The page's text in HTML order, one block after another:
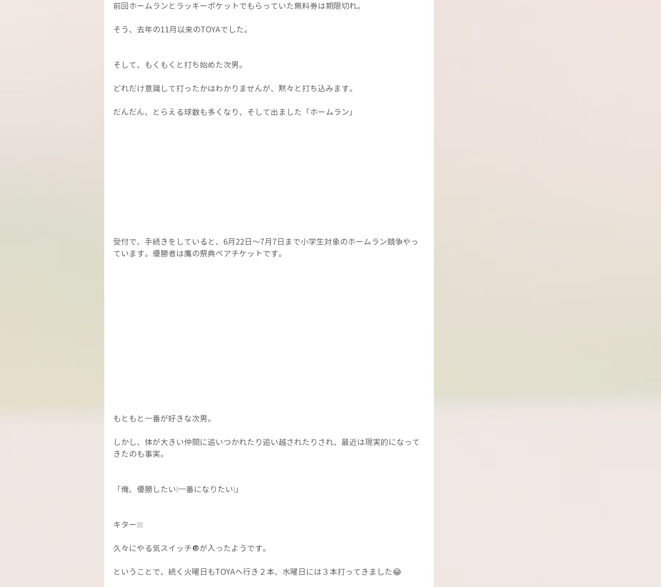
前回ホームランとラッキーポケットでもらっていた無料券は期限切れ。
そう、去年の11月以来のTOYAでした。
そして、もくもくと打ち始めた次男。
どれだけ意識して打ったかはわかりませんが、黙々と打ち込みます。
だんだん、とらえる球数も多くなり、そして出ました「ホームラン」
受付で、手続きをしていると、6月22日～7月7日まで小学生対象のホームラン競争やっ
ています。優勝者は鷹の祭典ペアチケットです。
もともと一番が好きな次男。
しかし、体が大きい仲間に追いつかれたり追い越されたりされ、最近は現実的になって
きたのも事実。
「俺、優勝したい❕一番になりたい❕」
キター❕❕❕
久々にやる気スイッチ🔘が入ったようです。
ということで、続く火曜日もTOYAへ行き２本、水曜日には３本打ってきました😂